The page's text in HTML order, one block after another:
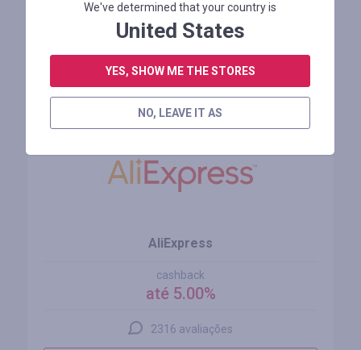
FAÇA LOGIN PARA DEIXAR UM COMENTÁRIO
Lojas similares
AliExpress
cashback
até 5.00%
2316 avaliações
We've determined that your country is
United States
YES, SHOW ME THE STORES
NO, LEAVE IT AS